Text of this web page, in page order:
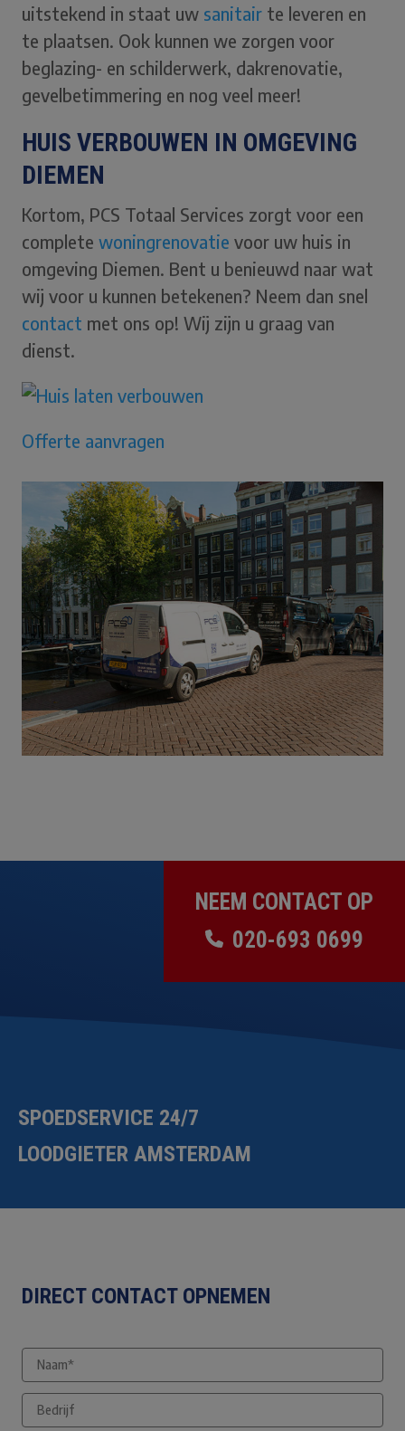
uitstekend in staat uw sanitair te leveren en
te plaatsen. Ook kunnen we zorgen voor
beglazing- en schilderwerk, dakrenovatie,
gevelbetimmering en nog veel meer!
HUIS VERBOUWEN IN OMGEVING
DIEMEN
Kortom, PCS Totaal Services zorgt voor een
complete woningrenovatie voor uw huis in
omgeving Diemen. Bent u benieuwd naar wat
wij voor u kunnen betekenen? Neem dan snel
contact met ons op! Wij zijn u graag van
dienst.
Offerte aanvragen
NEEM CONTACT OP
020-693 0699
SPOEDSERVICE 24/7
LOODGIETER AMSTERDAM
DIRECT CONTACT OPNEMEN